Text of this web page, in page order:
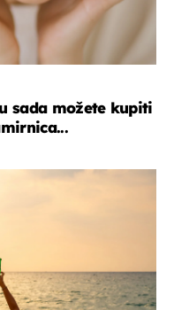
sada možete kupiti